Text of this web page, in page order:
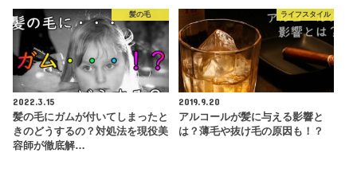
髪の毛
2022.3.15
髪の毛にガムが付いてしまったと
きのどうするの？対処法を現役美
容師が徹底解…
ライフスタイル
2019.9.20
アルコールが髪に与える影響と
は？薄毛や抜け毛の原因も！？